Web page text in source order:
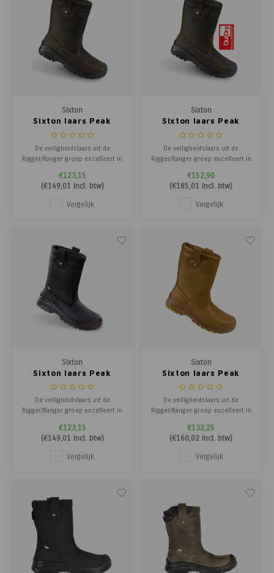
Sixton
Sixton laars Peak
Montana - Gevoerd
bruin
De veiligheidslaars uit de
Rigger/Ranger groep excelleert in
materiaalkeuze, uitstraling en is
lichtgewicht. Dit schoeisel
voldoet ruimschoots aan de
veiligheids- en kwaliteitseisen en
€123,15
(€149,01 Incl. btw)
Vergelijk
Sixton
Sixton laars Peak
Montana - Gevoerd
outdry bruin
De veiligheidslaars uit de
Rigger/Ranger groep excelleert in
materiaalkeuze, uitstraling en is
lichtgewicht. Dit schoeisel
voldoet ruimschoots aan de
veiligheids- en kwaliteitseisen en
€152,90
(€185,01 Incl. btw)
Vergelijk
Sixton
Sixton laars Peak
Montana - Gevoerd
zwart
De veiligheidslaars uit de
Rigger/Ranger groep excelleert in
materiaalkeuze, uitstraling en is
lichtgewicht. Dit schoeisel
voldoet ruimschoots aan de
veiligheids- en kwaliteitseisen en
€123,15
(€149,01 Incl. btw)
Vergelijk
Sixton
Sixton laars Peak
Montana - Ongevoerd
beige
De veiligheidslaars uit de
Rigger/Ranger groep excelleert in
materiaalkeuze, uitstraling en is
lichtgewicht. Dit schoeisel
voldoet ruimschoots aan de
veiligheids- en kwaliteitseisen en
€132,25
(€160,02 Incl. btw)
Vergelijk